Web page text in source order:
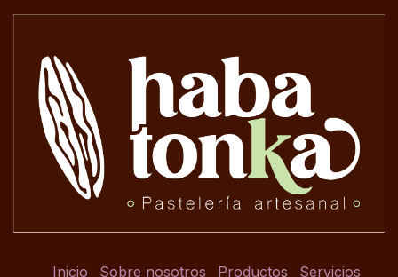
Inicio Sobre nosotros Productos Servicios